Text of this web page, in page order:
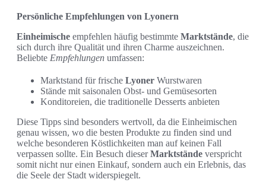
Persönliche Empfehlungen von Lyonern
Einheimische empfehlen häufig bestimmte Marktstände, die
sich durch ihre Qualität und ihren Charme auszeichnen.
Beliebte Empfehlungen umfassen:
Marktstand für frische Lyoner Wurstwaren
Stände mit saisonalen Obst- und Gemüsesorten
Konditoreien, die traditionelle Desserts anbieten
Diese Tipps sind besonders wertvoll, da die Einheimischen
genau wissen, wo die besten Produkte zu finden sind und
welche besonderen Köstlichkeiten man auf keinen Fall
verpassen sollte. Ein Besuch dieserMarktstände verspricht
somit nicht nur einen Einkauf, sondern auch ein Erlebnis, das
die Seele der Stadt widerspiegelt.